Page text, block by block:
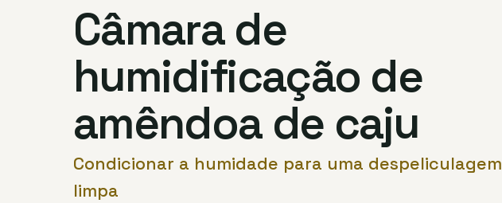
Câmara de
humidificação de
amêndoa de caju
Condicionar a humidade para uma despeliculagem
limpa
Ø